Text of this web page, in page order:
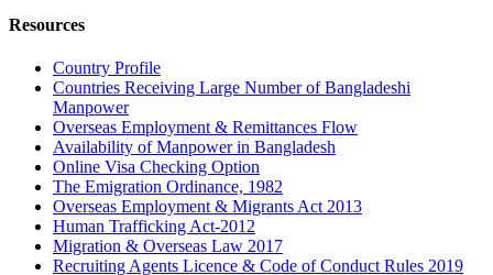
Resources
Country Profile
Countries Receiving Large Number of Bangladeshi
Manpower
Overseas Employment & Remittances Flow
Availability of Manpower in Bangladesh
Online Visa Checking Option
The Emigration Ordinance, 1982
Overseas Employment & Migrants Act 2013
Human Trafficking Act-2012
Migration & Overseas Law 2017
Recruiting Agents Licence & Code of Conduct Rules 2019